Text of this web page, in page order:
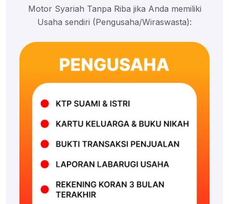
Motor Syariah Tanpa Riba jika Anda memiliki
Usaha sendiri (Pengusaha/Wiraswasta):